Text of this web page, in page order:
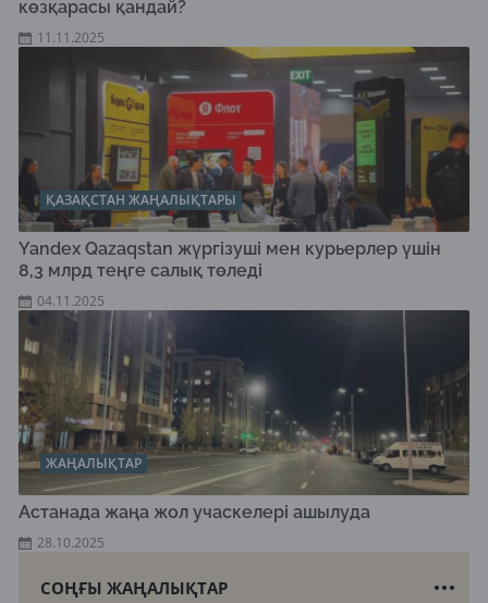
көзқарасы қандай?
11.11.2025
ҚАЗАҚСТАН ЖАҢАЛЫҚТАРЫ
Yandex Qazaqstan жүргізуші мен курьерлер үшін
8,3 млрд теңге салық төледі
04.11.2025
ЖАҢАЛЫҚТАР
Астанада жаңа жол учаскелері ашылуда
28.10.2025
СОҢҒЫ ЖАҢАЛЫҚТАР